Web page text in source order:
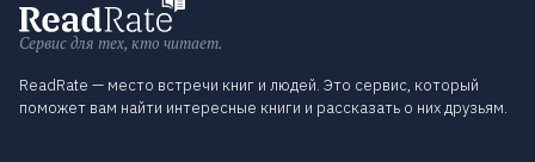
Сервис для тех, кто читает.
ReadRate — место встречи книг и людей. Это сервис, который
поможет вам найти интересные книги и рассказать о них друзьям.